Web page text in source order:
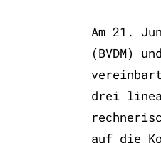
Am 21.
(BVDM)
drei
auf die